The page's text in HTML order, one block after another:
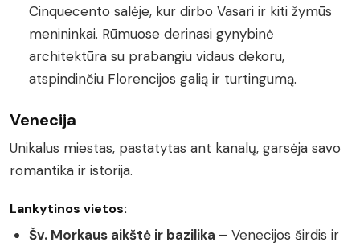
Cinquecento salėje, kur dirbo Vasari ir kiti žymūs
menininkai. Rūmuose derinasi gynybinė
architektūra su prabangiu vidaus dekoru,
atspindinčiu Florencijos galią ir turtingumą.
Venecija
Unikalus miestas, pastatytas ant kanalų, garsėja savo
romantika ir istorija.
Lankytinos vietos:
Šv. Morkaus aikštė ir bazilika – Venecijos širdis ir